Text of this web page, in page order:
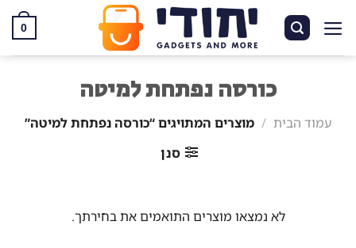
0
כורסה נפתחת למיטה
עמוד הבית / מוצרים המתויגים “כורסה נפתחת למיטה”
סנן
לא נמצאו מוצרים התואמים את בחירתך.